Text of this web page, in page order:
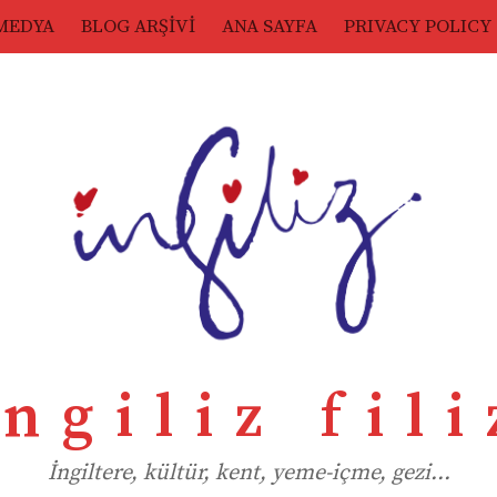
BLOG ARŞİVİ ANA SAYFA PRIVACY POLICY
İngiltere, kültür, kent, yeme-içme, gezi…